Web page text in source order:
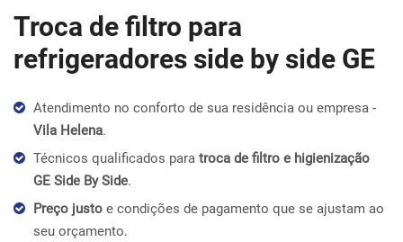
Troca de filtro para
refrigeradores side by side GE
Atendimento no conforto de sua residência ou empresa -
Vila Helena.
Técnicos qualificados para troca de filtro e higienização
GE Side By Side.
Preço justo e condições de pagamento que se ajustam ao
seu orçamento.